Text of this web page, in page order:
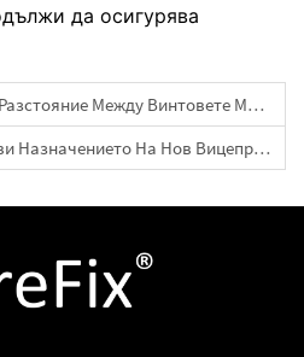
да осигурява
Бедрената Глава Чрез Оптимизиране На Стабилността На Фиксацията При Пациенти Със Счупване На Вратчето На Бедрената Кост, Лекувани С Триъгълна Канулирана Винтова Фиксация
На Нов Вицепрезидент